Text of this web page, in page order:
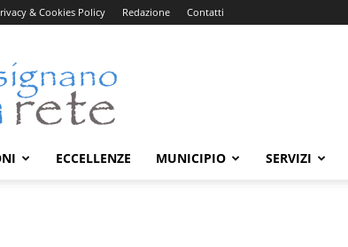
& Cookies Policy Redazione Contatti
Bisignanoinrete.com
ECCELLENZE MUNICIPIO SERVIZI